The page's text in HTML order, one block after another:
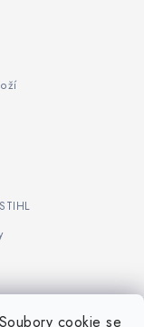
cookie se